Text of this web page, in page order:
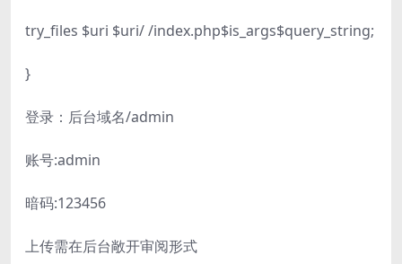
try_files $uri $uri/ /index.php$is_args$query_string;
}
登录：后台域名/admin
账号:admin
暗码:123456
上传需在后台敞开审阅形式